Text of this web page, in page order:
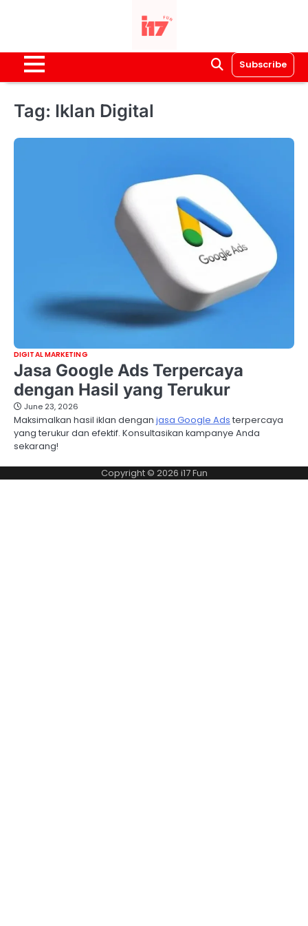
Subscribe
Tag: Iklan Digital
DIGITAL MARKETING
Jasa Google Ads Terpercaya
dengan Hasil yang Terukur
June 23, 2026
Maksimalkan hasil iklan dengan jasa Google Ads terpercaya
yang terukur dan efektif. Konsultasikan kampanye Anda
sekarang!
Copyright © 2026 i17 Fun